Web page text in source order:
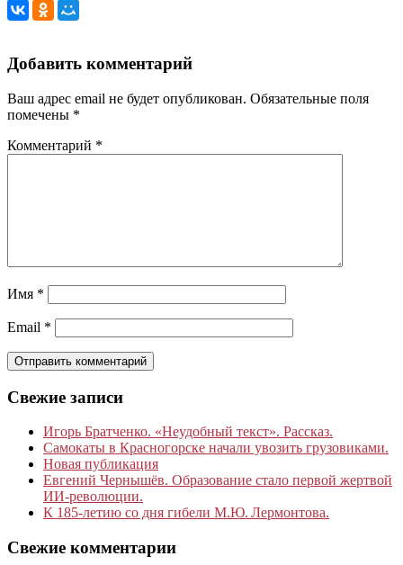
Добавить комментарий
Ваш адрес email не будет опубликован. Обязательные поля
помечены *
Комментарий *
Имя *
Email *
Свежие записи
Игорь Братченко. «Неудобный текст». Рассказ.
Самокаты в Красногорске начали увозить грузовиками.
Новая публикация
Евгений Чернышёв. Образование стало первой жертвой
ИИ-революции.
К 185‑летию со дня гибели М.Ю. Лермонтова.
Свежие комментарии